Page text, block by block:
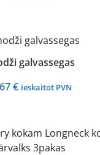
galvassegas
€ ieskaitot PVN